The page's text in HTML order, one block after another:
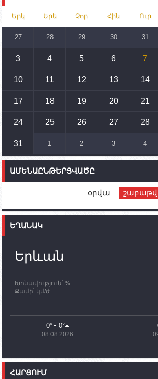
Իրանը կողմ է տարածաշրջանի
տրանսպորտային
զարգացմանը, սակայն ոչ՝
սահմանների փոփոխությանը
15:10 02.10.2023
սպառնալիքները կասեցնելու
պատգամավորը Գորիսում է
14:54 02.10.2023
տեղակայված հայկական
ունեն. կիպրոսցի
Ֆրանսիայի ԱԳ նախարարը
պատասխանատուներ կմնան ԼՂ-
որոնողափրկարարական
11:03
ՄԱԿ-ի առաքելությունը շատ,
Ադրբեջանի փոխվարչապետն
Ստեփանակերտ
10:07 02.10.2023
Երկ Երե Չոր Հին Ուր
27 28 29 30 31
3 4 5 6 7
10 11 12 13 14
17 18 19 20 21
24 25 26 27 28
31 1 2 3 4
ԱՄԵՆԱԸՆԹԵՐՑՎԱԾԸ
օրվա
ԵՂԱՆԱԿ
Երևան
Խոնավություն՝ %
Քամի՝ կմ/ժ
0° 0°
08.08.2026
ՀԱՐՑՈՒՄ